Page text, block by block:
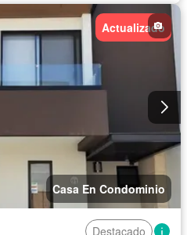
Gas natural
Gimnasio
con closet
Azotea
Televisión por cable
Zonas verdes
Actualizado
Casa En Condominio
Destacado